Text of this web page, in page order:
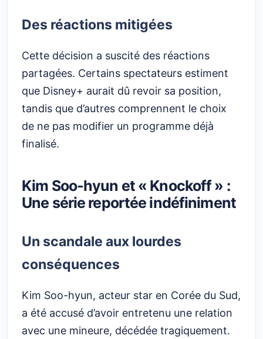
Des réactions mitigées
Cette décision a suscité des réactions
partagées. Certains spectateurs estiment
que Disney+ aurait dû revoir sa position,
tandis que d’autres comprennent le choix
de ne pas modifier un programme déjà
finalisé.
Kim Soo-hyun et « Knockoff » :
Une série reportée indéfiniment
Un scandale aux lourdes
conséquences
Kim Soo-hyun, acteur star en Corée du Sud,
a été accusé d’avoir entretenu une relation
avec une mineure, décédée tragiquement.